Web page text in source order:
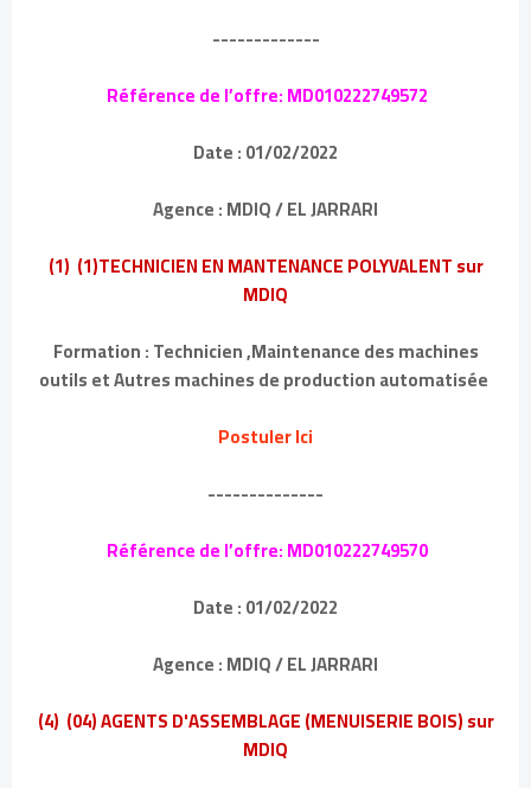
-------------
Référence de l’offre: MD010222749572
Date : 01/02/2022
Agence : MDIQ / EL JARRARI
(1) (1)TECHNICIEN EN MANTENANCE POLYVALENT sur
MDIQ
Formation : Technicien ,Maintenance des machines
outils et Autres machines de production automatisée
Postuler Ici
--------------
Référence de l’offre: MD010222749570
Date : 01/02/2022
Agence : MDIQ / EL JARRARI
(4) (04) AGENTS D'ASSEMBLAGE (MENUISERIE BOIS) sur
MDIQ